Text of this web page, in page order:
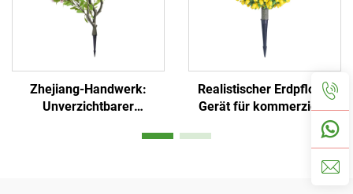
Zhejiang-Handwerk:
Unverzichtbarer
Realistischer Erdpflock:
Gerät für kommerzielle
Landschaftsgestaltung